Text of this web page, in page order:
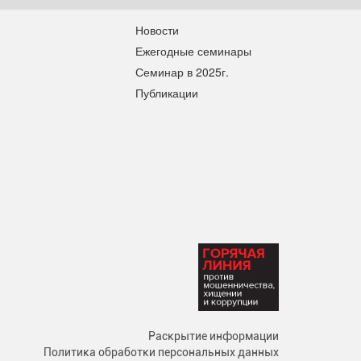
Новости
Ежегодные семинары
Семинар в 2025г.
Публикации
Раскрытие информации
Политика обработки персональных данных